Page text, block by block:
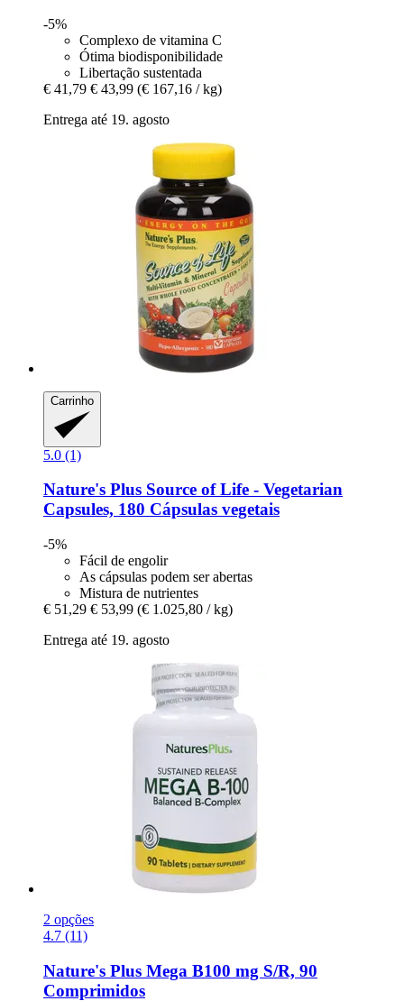
-5%
Complexo de vitamina C
Ótima biodisponibilidade
Libertação sustentada
€ 41,79 € 43,99 (€ 167,16 / kg)
Entrega até 19. agosto
Carrinho
5.0 (1)
Nature's Plus Source of Life -​ Vegetarian
Capsules, 180 Cápsulas vegetais
-5%
Fácil de engolir
As cápsulas podem ser abertas
Mistura de nutrientes
€ 51,29 € 53,99 (€ 1.025,80 / kg)
Entrega até 19. agosto
2 opções
4.7 (11)
Nature's Plus Mega B100 mg S/R, 90
Comprimidos